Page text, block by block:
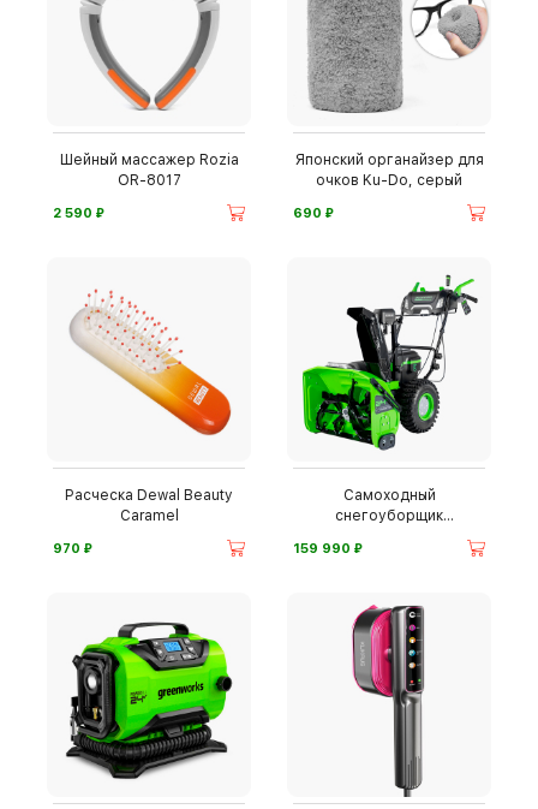
Шейный массажер Rozia
OR-8017
2 590 ⃏
Японский органайзер для
очков Ku-Do, серый
690 ⃏
Расческа Dewal Beauty
Caramel
970 ⃏
Самоходный
снегоуборщик
159 990 ⃏